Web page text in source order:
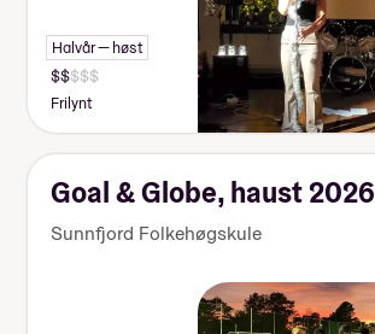
Halvår — høst
Frilynt
Goal & Globe, haust 2026
Sunnfjord Folkehøgskule